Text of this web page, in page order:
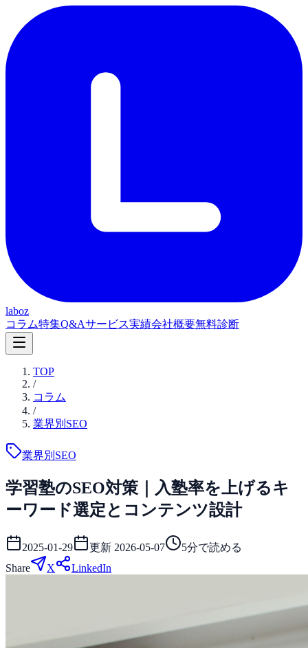
laboz
コラム特集Q&Aサービス実績会社概要無料診断
TOP
/
コラム
/
業界別SEO
業界別SEO
学習塾のSEO対策｜入塾率を上げるキ
ーワード選定とコンテンツ設計
2025-01-29 更新 2026-05-07 5分で読める
Share
X LinkedIn